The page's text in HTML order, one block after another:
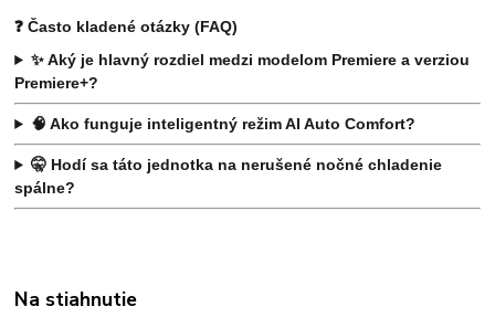
❓ Často kladené otázky (FAQ)
✨ Aký je hlavný rozdiel medzi modelom Premiere a verziou
Premiere+?
🧠 Ako funguje inteligentný režim AI Auto Comfort?
🤫 Hodí sa táto jednotka na nerušené nočné chladenie
spálne?
Na stiahnutie